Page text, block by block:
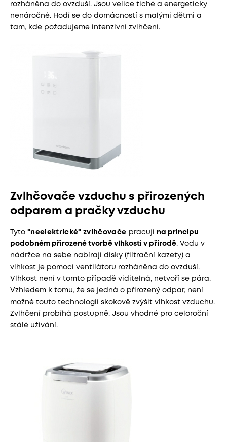
rozháněna do ovzduší. Jsou velice tiché a energeticky
nenáročné. Hodí se do domácností s malými dětmi a
tam, kde požadujeme intenzivní zvlhčení.
Zvlhčovače vzduchu s přirozených
odparem a pračky vzduchu
Tyto "neelektrické" zvlhčovače pracují na principu
podobném přirozené tvorbě vlhkosti v přírodě. Vodu v
nádržce na sebe nabírají disky (filtrační kazety) a
vlhkost je pomocí ventilátoru rozháněna do ovzduší.
Vlhkost není v tomto případě viditelná, netvoří se pára.
Vzhledem k tomu, že se jedná o přirozený odpar, není
možné touto technologií skokově zvýšit vlhkost vzduchu.
Zvlhčení probíhá postupně. Jsou vhodné pro celoroční
stálé užívání.